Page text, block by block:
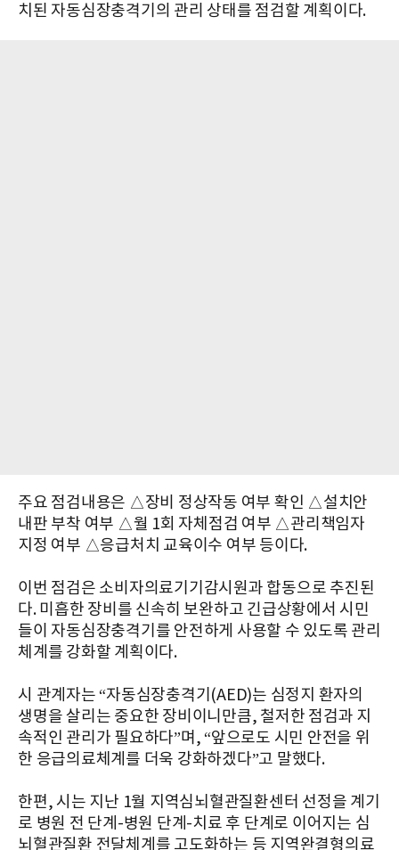
치된 자동심장충격기의 관리 상태를 점검할 계획이다.
주요 점검내용은 △장비 정상작동 여부 확인 △설치안
내판 부착 여부 △월 1회 자체점검 여부 △관리책임자
지정 여부 △응급처치 교육이수 여부 등이다.
이번 점검은 소비자의료기기감시원과 합동으로 추진된
다. 미흡한 장비를 신속히 보완하고 긴급상황에서 시민
들이 자동심장충격기를 안전하게 사용할 수 있도록 관리
체계를 강화할 계획이다.
시 관계자는 “자동심장충격기(AED)는 심정지 환자의
생명을 살리는 중요한 장비이니만큼, 철저한 점검과 지
속적인 관리가 필요하다”며, “앞으로도 시민 안전을 위
한 응급의료체계를 더욱 강화하겠다”고 말했다.
한편, 시는 지난 1월 지역심뇌혈관질환센터 선정을 계기
로 병원 전 단계-병원 단계-치료 후 단계로 이어지는 심
뇌혈관질환 전달체계를 고도화하는 등 지역완결형의료